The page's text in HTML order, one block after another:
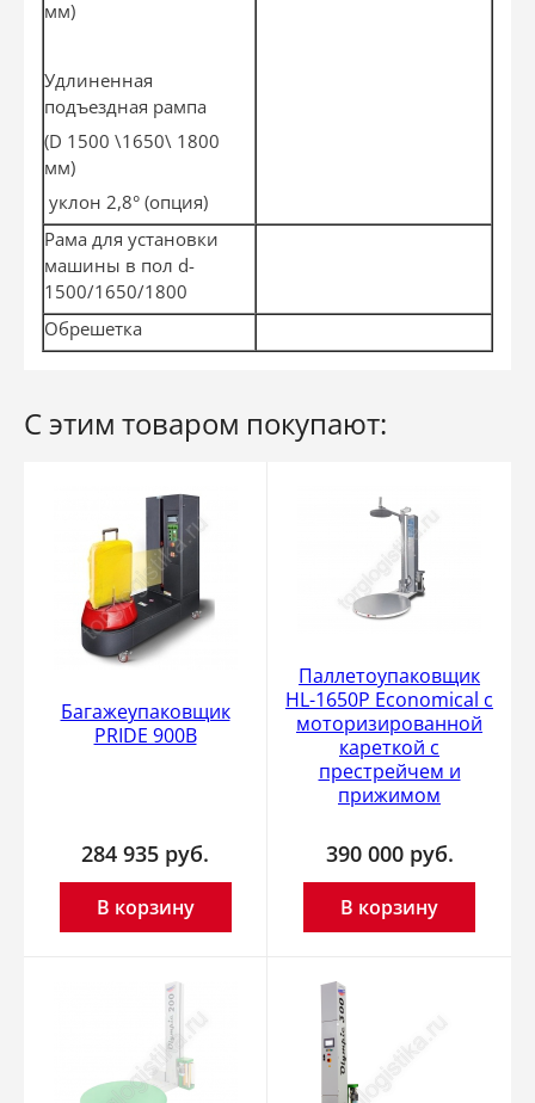
мм)
Удлиненная
подъездная рампа
(D 1500 \1650\ 1800
мм)
уклон 2,8° (опция)
Рама для установки
машины в пол d-
1500/1650/1800
Обрешетка
С этим товаром покупают:
Багажеупаковщик
PRIDE 900B
284 935 руб.
В корзину
Паллетоупаковщик
HL-1650P Economical с
моторизированной
кареткой с
престрейчем и
прижимом
390 000 руб.
В корзину